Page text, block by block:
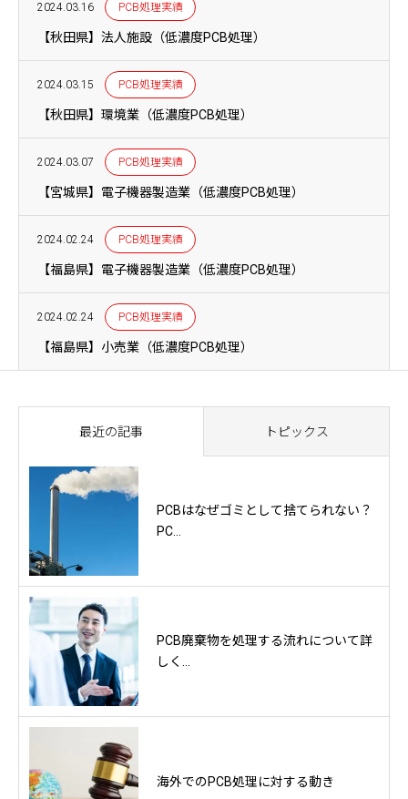
2024.03.16 PCB処理実績
【秋田県】法人施設（低濃度PCB処理）
2024.03.15 PCB処理実績
【秋田県】環境業（低濃度PCB処理）
2024.03.07 PCB処理実績
【宮城県】電子機器製造業（低濃度PCB処理）
2024.02.24 PCB処理実績
【福島県】電子機器製造業（低濃度PCB処理）
2024.02.24 PCB処理実績
【福島県】小売業（低濃度PCB処理）
最近の記事 トピックス
PCBはなぜゴミとして捨てられない？
PC...
PCB廃棄物を処理する流れについて詳
しく...
海外でのPCB処理に対する動き